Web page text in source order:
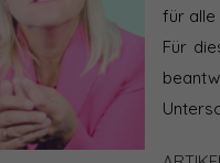
für alle
Für